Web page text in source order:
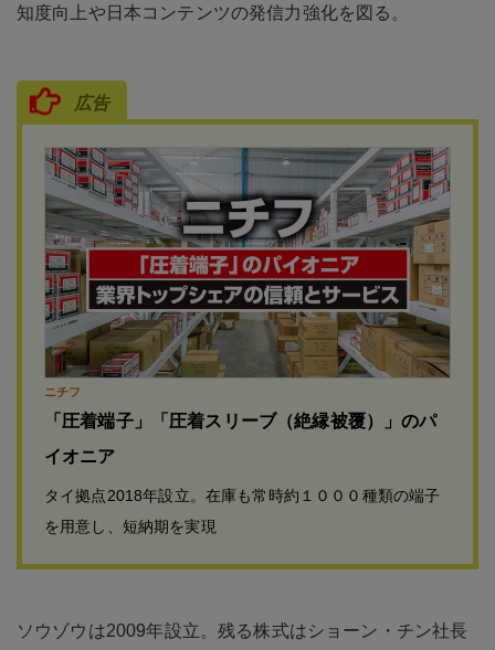
知度向上や日本コンテンツの発信力強化を図る。
広告
ニチフ
「圧着端子」「圧着スリーブ（絶縁被覆）」のパ
イオニア
タイ拠点2018年設立。在庫も常時約１０００種類の端子
を用意し、短納期を実現
ソウゾウは2009年設立。残る株式はショーン・チン社長